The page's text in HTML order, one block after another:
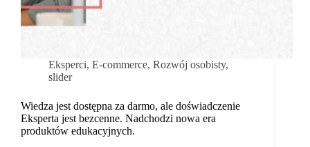
Eksperci, E-commerce, Rozwój osobisty,
slider
Wiedza jest dostępna za darmo, ale doświadczenie
Eksperta jest bezcenne. Nadchodzi nowa era
produktów edukacyjnych.